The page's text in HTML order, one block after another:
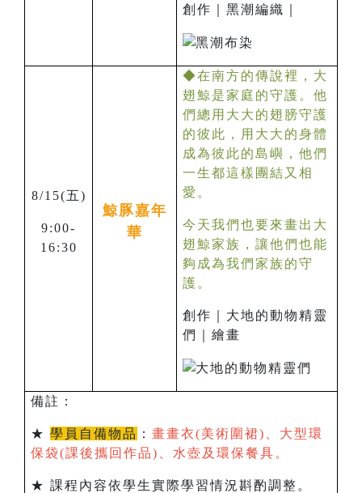
創作｜黑潮編織｜
8/15(五)
9:00-
16:30
鯨豚嘉年
華
◆在南方的傳說裡，大
翅鯨是家庭的守護。他
們總用大大的翅膀守護
的彼此，用大大的身體
成為彼此的島嶼，他們
一生都這樣團結又相
愛。
今天我們也要來畫出大
翅鯨家族，讓他們也能
夠成為我們家族的守
護。
創作｜大地的動物精靈
們｜繪畫
備註：
★ 學員自備物品 ： 畫畫衣(美術圍裙)、大型環
保袋(課後攜回作品)、水壺及環保餐具。
★ 課程內容依學生實際學習情況斟酌調整。